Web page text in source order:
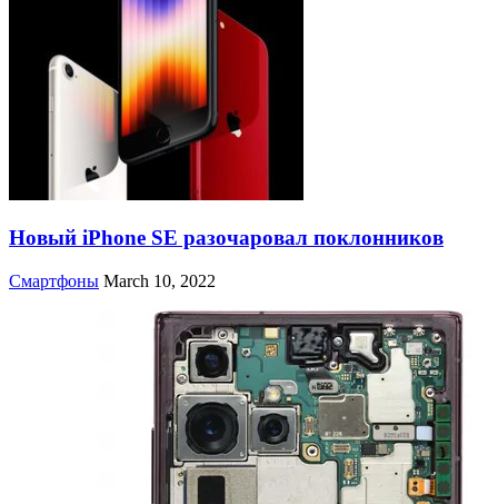
Новый iPhone SE разочаровал поклонников
Смартфоны March 10, 2022